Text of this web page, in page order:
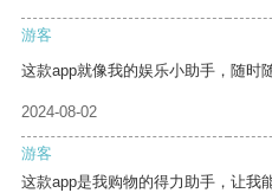
游客
这款app就像我的娱乐小助手，随时
2024-08-02
游客
这款app是我购物的得力助手，让我